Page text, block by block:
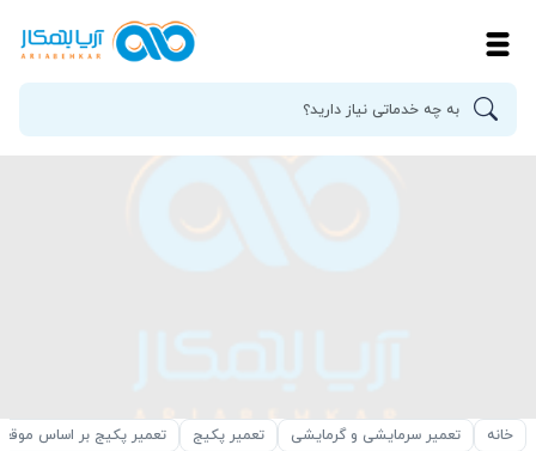
خانه تعمیر سرمایشی و گرمایشی تعمیر پکیج تعمیر پکیج بر اساس